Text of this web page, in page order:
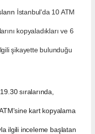
İstanbul'da 10 ATM
kopyaladıkları ve 6
şikayette bulunduğu
sıralarında,
kart kopyalama
ilgili inceleme başlatan